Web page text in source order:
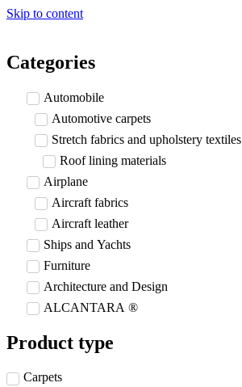
Skip to content
Categories
Automobile
Automotive carpets
Stretch fabrics and upholstery textiles
Roof lining materials
Airplane
Aircraft fabrics
Aircraft leather
Ships and Yachts
Furniture
Architecture and Design
ALCANTARA ®
Product type
Carpets